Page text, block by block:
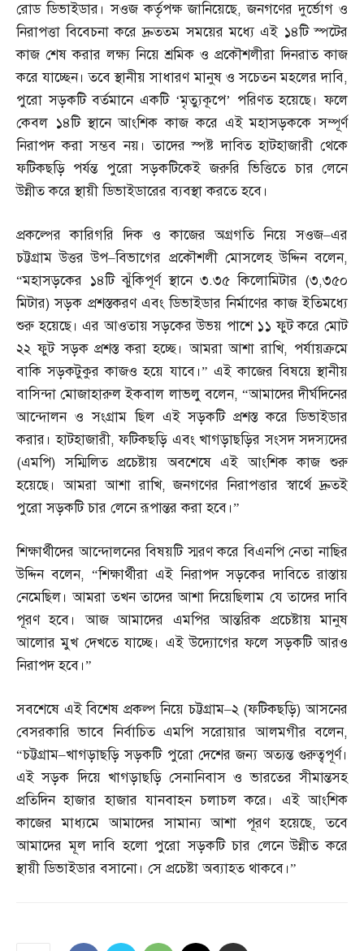
রোড ডিভাইডার। সওজ কর্তৃপক্ষ জানিয়েছে,জনগণের দুর্ভোগ ও
নিরাপত্তা বিবেচনা করে দ্রুততম সময়ের মধ্যে এই ১৪টি স্পটের
কাজ শেষ করার লক্ষ্য নিয়ে শ্রমিক ও প্রকৌশলীরা দিনরাত কাজ
করে যাচ্ছেন। তবে স্থানীয় সাধারণ মানুষ ও সচেতন মহলের দাবি,
পুরো সড়কটি বর্তমানে একটি ‘মৃত্যুকূপে’ পরিণত হয়েছে। ফলে
কেবল ১৪টি স্থানে আংশিক কাজ করে এই মহাসড়ককে সম্পূর্ণ
নিরাপদ করা সম্ভব নয়। তাদের স্পষ্ট দাব্তি হাটহাজারী থেকে
ফটিকছড়ি পর্যন্ত পুরো সড়কটিকেই জরুরি ভিত্তিতে চার লেনে
উন্নীত করে স্থায়ী ডিভাইডারের ব্যবস্থা করতে হবে।
প্রকল্পের কারিগরি দিক ও কাজের অগ্রগতি নিয়ে সওজ–এর
চট্টগ্রাম উত্তর উপ–বিভাগের প্রকৌশলী মোসলেহ উদ্দিন বলেন,
“মহাসড়কের ১৪টি ঝুঁকিপূর্ণ স্থানে ৩.৩৫ কিলোমিটার (৩,৩৫০
মিটার)সড়ক প্রশস্তকরণ এবং ডিভাইডার নির্মাণের কাজ ইতিমধ্যে
শুরু হয়েছে। এর আওতায় সড়কের উভয় পাশে ১১ ফুট করে মোট
২২ ফুট সড়ক প্রশস্ত করা হচ্ছে। আমরা আশা রাখি, পর্যায়ক্রমে
বাকি সড়কটুকুর কাজও হয়ে যাবে।” এই কাজের বিষয়ে স্থানীয়
বাসিন্দা মোজাহারুল ইকবাল লাভলু বলেন, “আমাদের দীর্ঘদিনের
আন্দোলন ও সংগ্রাম ছিল এই সড়কটি প্রশস্ত করে ডিভাইডার
করার। হাটহাজারী,ফটিকছড়ি এবং খাগড়াছড়ির সংসদ সদস্যদের
(এমপি)সম্মিলিত প্রচেষ্টায় অবশেষে এই আংশিক কাজ শুরু
হয়েছে। আমরা আশা রাখি,জনগণের নিরাপত্তার স্বার্থে দ্রুতই
পুরো সড়কটি চার লেনে রূপান্তর করা হবে।”
শিক্ষার্থীদের আন্দোলনের বিষয়টি স্মরণ করে বিএনপি নেতা নাছির
উদ্দিন বলেন, “শিক্ষার্থীরা এই নিরাপদ সড়কের দাবিতে রাস্তায়
নেমেছিল। আমরা তখন তাদের আশা দিয়েছিলাম যে তাদের দাবি
পূরণ হবে। আজ আমাদের এমপির আন্তরিক প্রচেষ্টায় মানুষ
আলোর মুখ দেখতে যাচ্ছে। এই উদ্যোগের ফলে সড়কটি আরও
নিরাপদ হবে।”
সবশেষে এই বিশেষ প্রকল্প নিয়ে চট্টগ্রাম–২ (ফটিকছড়ি)আসনের
বেসরকারি ভাবে নির্বাচিত এমপি সরোয়ার আলমগীর বলেন,
“চট্টগ্রাম–খাগড়াছড়ি সড়কটি পুরো দেশের জন্য অত্যন্ত গুরুত্বপূর্ণ।
এই সড়ক দিয়ে খাগড়াছড়ি সেনানিবাস ও ভারতের সীমান্তসহ
প্রতিদিন হাজার হাজার যানবাহন চলাচল করে। এই আংশিক
কাজের মাধ্যমে আমাদের সামান্য আশা পূরণ হয়েছে,তবে
আমাদের মূল দাবি হলো পুরো সড়কটি চার লেনে উন্নীত করে
স্থায়ী ডিভাইডার বসানো। সে প্রচেষ্টা অব্যাহত থাকবে।”